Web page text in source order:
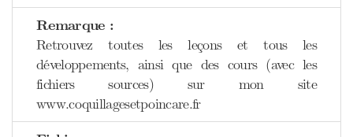
Remarque :
Retrouvez toutes les leçons et tous les
développements, ainsi que des cours (avec les
fichiers sources) sur mon site
www.coquillagesetpoincare.fr